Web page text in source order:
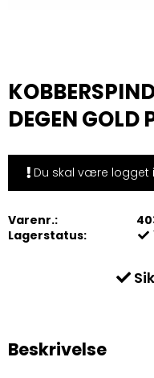
DEGEN GOLD
Du skal være logget
Varenr.:
Lagerstatus:
Beskrivelse